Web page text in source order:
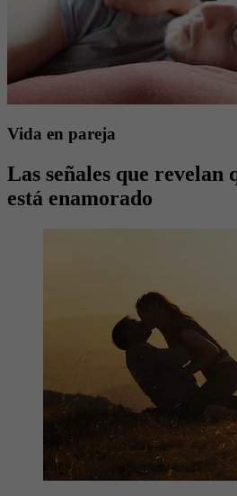
Vida en pareja
Las señales que revelan
está enamorado